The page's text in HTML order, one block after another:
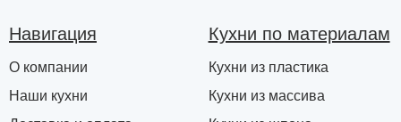
Навигация
О компании
Наши кухни
Кухни по материалам
Кухни из пластика
Кухни из массива